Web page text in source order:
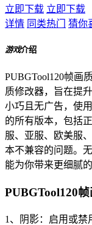
立即下载 立即下载
详情 同类热门 猜你
游戏介绍
PUBGTool120帧画
质修改器，旨在提
小巧且无广告，使
的所有版本，包括
服、亚服、欧美服
本不兼容的问题。
能为你带来更细腻
PUBGTool120
1、阴影：启用或禁